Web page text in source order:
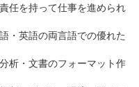
任を持って仕事を進められ
・英語の両言語での優れた
析・文書のフォーマット作